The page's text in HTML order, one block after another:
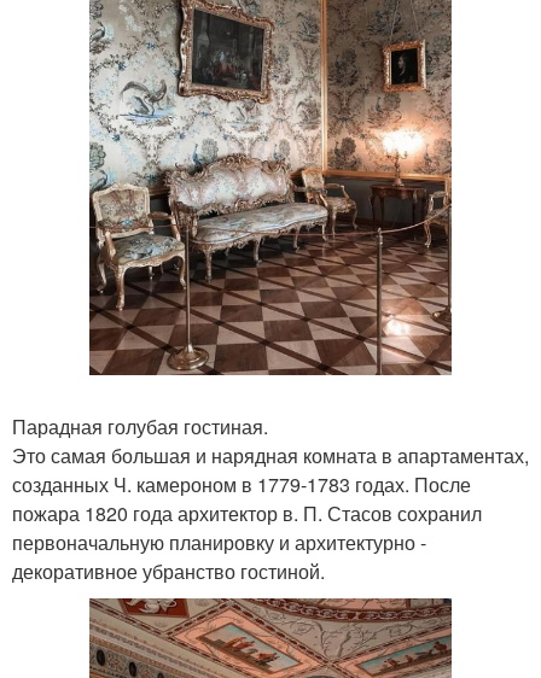
Парадная голубая гостиная.
Это самая большая и нарядная комната в апартаментах,
созданных Ч. камероном в 1779-1783 годах. После
пожара 1820 года архитектор в. П. Стасов сохранил
первоначальную планировку и архитектурно -
декоративное убранство гостиной.